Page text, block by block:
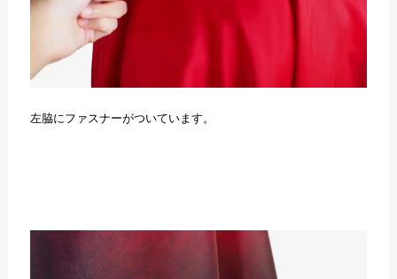
左脇にファスナーがついています。